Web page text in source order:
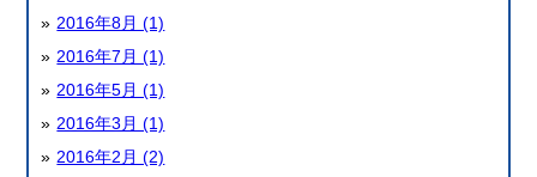
2016年8月 (1)
2016年7月 (1)
2016年5月 (1)
2016年3月 (1)
2016年2月 (2)